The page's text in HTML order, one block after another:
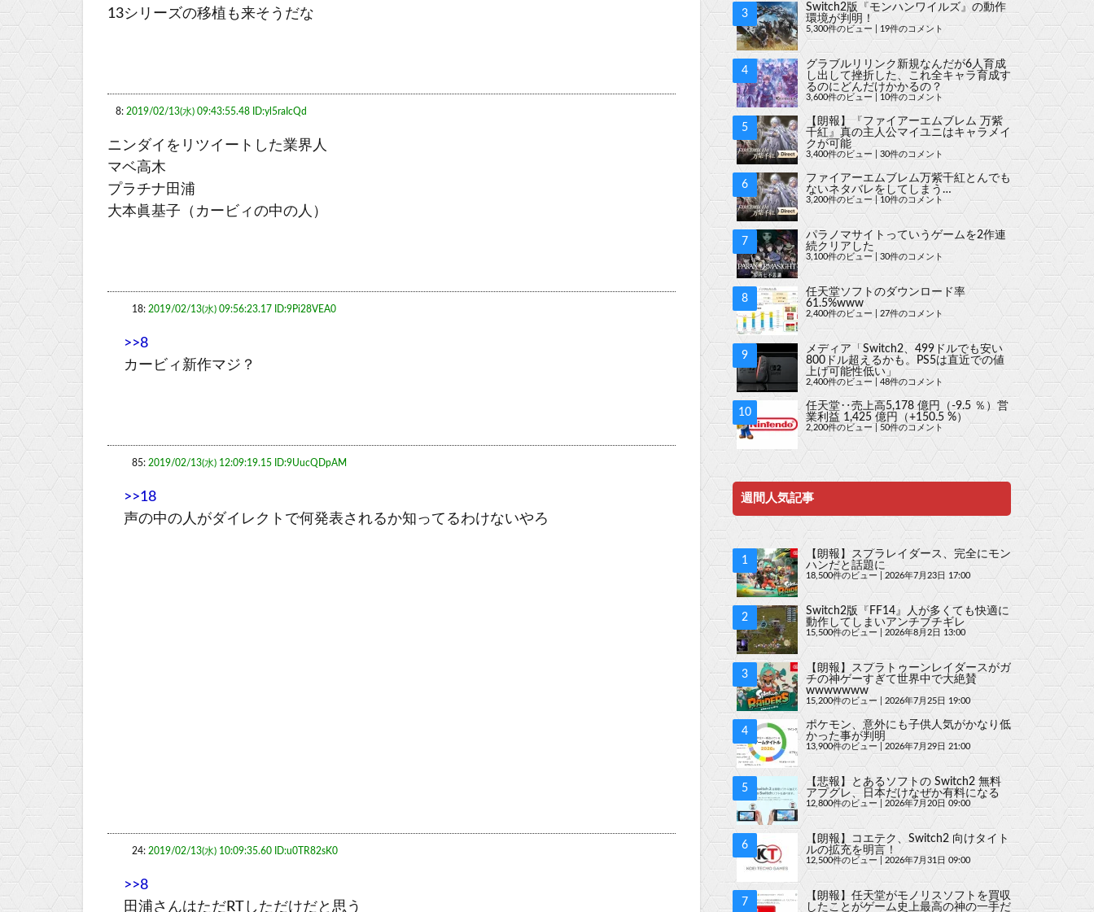
13シリーズの移植も来そうだな
8: 2019/02/13(水) 09:43:55.48 ID:yl5raIcQd
ニンダイをリツイートした業界人
マベ高木
プラチナ田浦
大本眞基子（カービィの中の人）
18: 2019/02/13(水) 09:56:23.17 ID:9Pi28VEA0
>>8
カービィ新作マジ？
85: 2019/02/13(水) 12:09:19.15 ID:9UucQDpAM
>>18
声の中の人がダイレクトで何発表されるか知ってるわけないやろ
24: 2019/02/13(水) 10:09:35.60 ID:u0TR82sK0
>>8
田浦さんはただRTしただけだと思う
Switch2版『モンハンワイルズ』の動作
環境が判明！
5,300件のビュー 19件のコメント
グラブルリリンク新規なんだが6人育成
し出して挫折した、これ全キャラ育成す
るのにどんだけかかるの？
3,600件のビュー 10件のコメント
【朗報】『ファイアーエムブレム 万紫
千紅』真の主人公マイユニはキャラメイ
クが可能
3,400件のビュー 30件のコメント
ファイアーエムブレム万紫千紅とんでも
ないネタバレをしてしまう…
3,200件のビュー|10件のコメント
パラノマサイトっていうゲームを2作連
続クリアした
3,100件のビュー 30件のコメント
任天堂ソフトのダウンロード率
61.5%www
2,400件のビュー 27件のコメント
メディア「Switch2、499ドルでも安い
800ドル超えるかも。PS5は直近での値
上げ可能性低い」
2,400件のビュー 48件のコメント
任天堂‥売上高5,178 億円（-9.5 ％）営
業利益 1,425 億円（+150.5 %）
2,200件のビュー 50件のコメント
週間人気記事
【朗報】スプラレイダース、完全にモン
ハンだと話題に
18,500件のビュー 2026年7月23日 17:00
Switch2版『FF14』人が多くても快適に
動作してしまいアンチブチギレ
15,500件のビュー |2026年8月2日 13:00
【朗報】スプラトゥーンレイダースがガ
チの神ゲーすぎて世界中で大絶賛
wwwwwww
15,200件のビュー| 2026年7月25日 19:00
ポケモン、意外にも子供人気がかなり低
かった事が判明
13,900件のビュー 2026年7月29日 21:00
【悲報】とあるソフトの Switch2 無料
アプグレ、日本だけなぜか有料になる
12,800件のビュー 2026年7月20日 09:00
【朗報】コエテク、Switch2 向けタイト
ルの拡充を明言！
12,500件のビュー 2026年7月31日 09:00
【朗報】任天堂がモノリスソフトを買収
したことがゲーム史上最高の神の一手だ